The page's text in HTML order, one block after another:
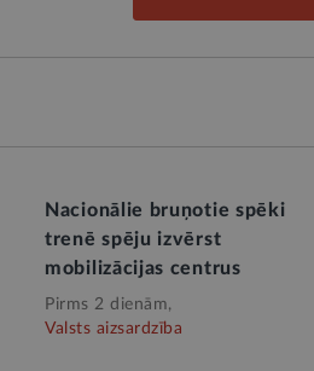
Nacionālie bruņotie spēki
trenē spēju izvērst
mobilizācijas centrus
Pirms 2 dienām,
Valsts aizsardzība